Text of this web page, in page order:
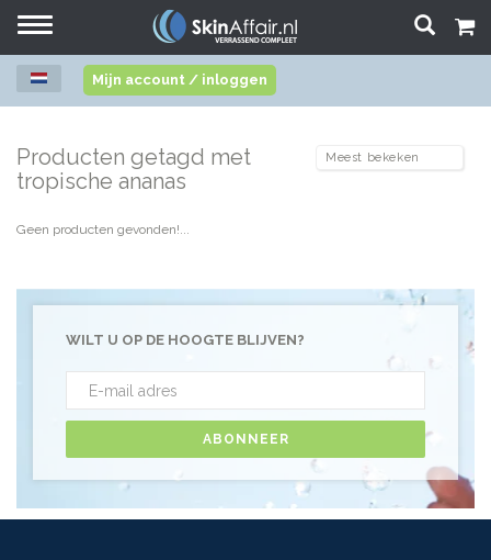
Toggle
Mijn account / inloggen
Producten getagd met
tropische ananas
Geen producten gevonden!...
WILT U OP DE HOOGTE BLIJVEN?
ABONNEER